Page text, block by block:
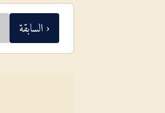
‹ السابقة